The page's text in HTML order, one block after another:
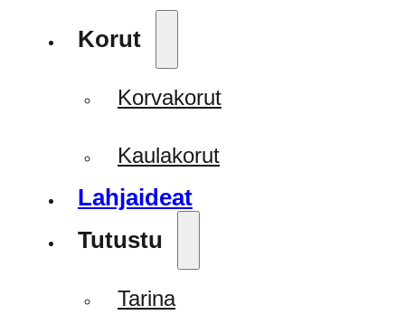
Korut
Korvakorut
Kaulakorut
Lahjaideat
Tutustu
Tarina